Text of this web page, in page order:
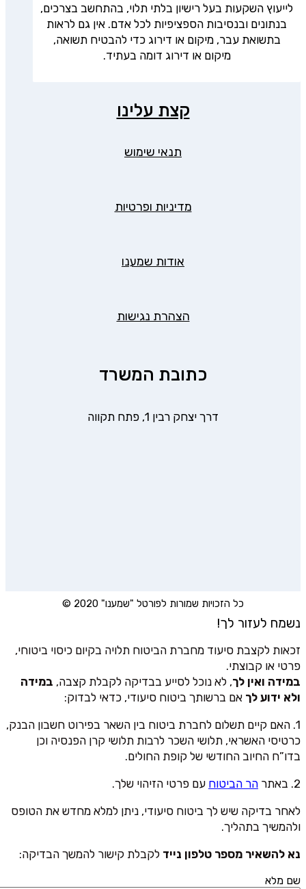
לייעוץ השקעות בעל רישיון בלתי תלוי, בהתחשב בצרכים,
בנתונים ובנסיבות הספציפיות לכל אדם. אין גם לראות
בתשואת עבר, מיקום או דירוג כדי להבטיח תשואה,
מיקום או דירוג דומה בעתיד.
קצת עלינו
תנאי שימוש
מדיניות ופרטיות
אודות שמענו
הצהרת נגישות
כתובת המשרד
דרך יצחק רבין 1, פתח תקווה
כל הזכויות שמורות לפורטל "שמענו" 2020 ©
נשמח לעזור לך!
זכאות לקצבת סיעוד מחברת הביטוח תלויה בקיום כיסוי ביטוחי,
פרטי או קבוצתי.
במידה ואין לך, לא נוכל לסייע בבדיקה לקבלת קצבה, במידה
ולא ידוע לך אם ברשותך ביטוח סיעודי, כדאי לבדוק:
1. האם קיים תשלום לחברת ביטוח בין השאר בפירוט חשבון הבנק,
כרטיסי האשראי, תלושי השכר לרבות תלושי קרן הפנסיה וכן
בדו”ח החיוב החודשי של קופת החולים.
2. באתר
הר הביטוח עם פרטי הזיהוי שלך.
לאחר בדיקה שיש לך ביטוח סיעודי, ניתן למלא מחדש את הטופס
ולהמשיך בתהליך.
נא להשאיר מספר טלפון נייד לקבלת קישור להמשך הבדיקה:
שם מלא